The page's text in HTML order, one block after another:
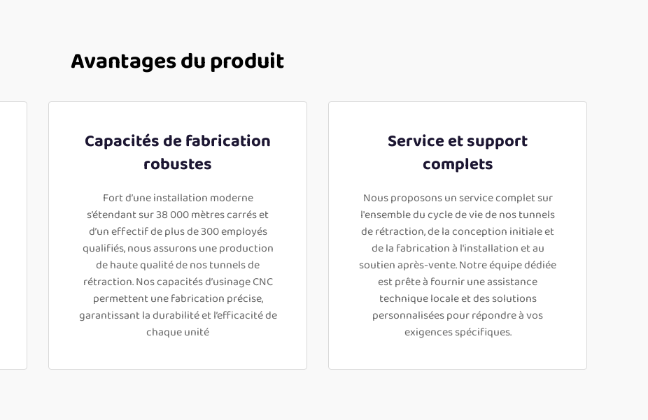
Avantages du produit
Capacités de fabrication
robustes
Fort d’une installation moderne
s’étendant sur 38 000 mètres carrés et
d’un effectif de plus de 300 employés
qualifiés, nous assurons une production
de haute qualité de nos tunnels de
rétraction. Nos capacités d’usinage CNC
permettent une fabrication précise,
garantissant la durabilité et l’efficacité de
chaque unité
Service et support
complets
Nous proposons un service complet sur
l'ensemble du cycle de vie de nos tunnels
de rétraction, de la conception initiale et
de la fabrication à l'installation et au
soutien après-vente. Notre équipe dédiée
est prête à fournir une assistance
technique locale et des solutions
personnalisées pour répondre à vos
exigences spécifiques.